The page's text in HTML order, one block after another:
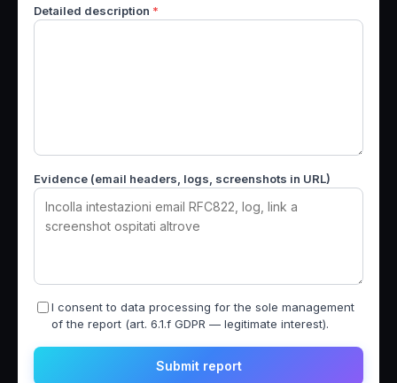
Detailed description *
Evidence (email headers, logs, screenshots in URL)
I consent to data processing for the sole management
of the report (art. 6.1.f GDPR — legitimate interest).
Submit report